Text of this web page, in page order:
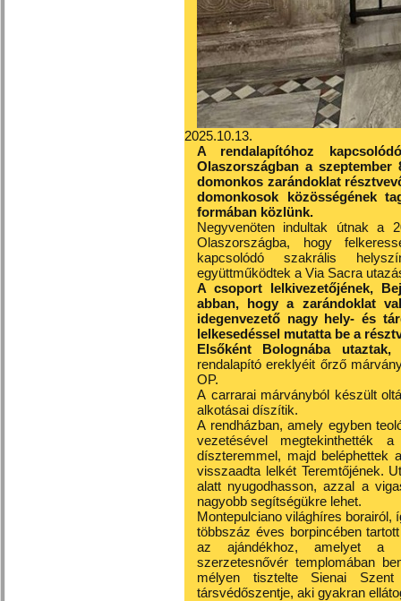
2025.10.13.
A rendalapítóhoz
Olaszországban a
domonkos zarándoklat
domonkosok közösségének
formában közlünk.
Negyvenöten indultak útnak a
Olaszországba, hogy
kapcsolódó szakrális
együttműködtek a Via Sacra
A csoport lelkivezetőjének,
abban, hogy a zarándoklat
idegenvezető nagy hely- és
lelkesedéssel mutatta be a
Elsőként Bolognába utaztak,
rendalapító ereklyéit őrző
OP.
A carrarai márványból készült
alkotásai díszítik.
A rendházban, amely egyben
vezetésével megtekinthették
díszteremmel, majd beléphettek
visszaadta lelkét Teremtőjének.
alatt nyugodhasson, azzal a
nagyobb segítségükre lehet.
Montepulciano világhíres borairól,
többszáz éves borpincében
az ajándékhoz, amelyet a
szerzetesnővér templomában
mélyen tisztelte Sienai
társvédőszentje, aki gyakran